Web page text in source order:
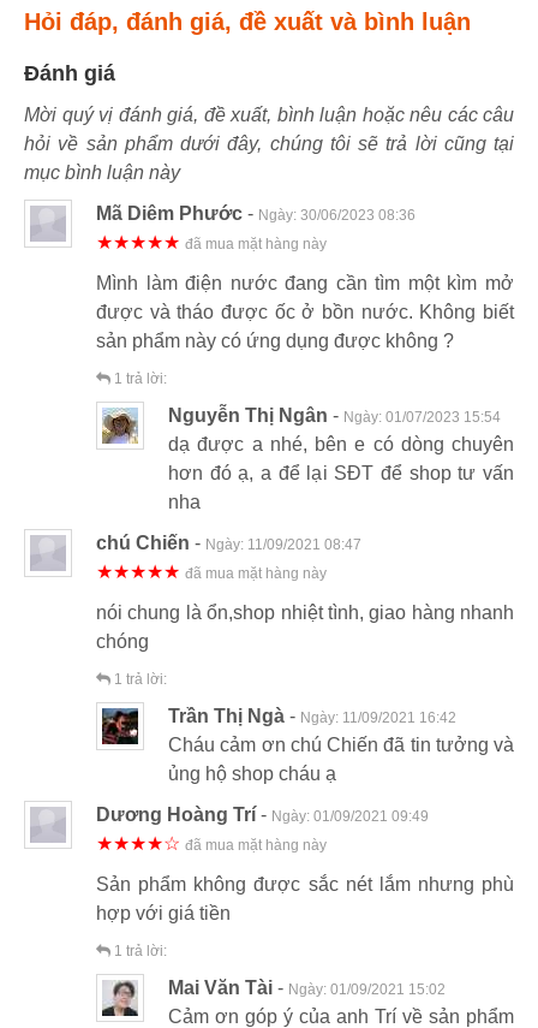
Hỏi đáp, đánh giá, đề xuất và bình luận
Đánh giá
Mời quý vị đánh giá, đề xuất, bình luận hoặc nêu các câu
hỏi về sản phẩm dưới đây, chúng tôi sẽ trả lời cũng tại
mục bình luận này
Mã Diêm Phước - Ngày: 30/06/2023 08:36
★★★★★ đã mua mặt hàng này
Mình làm điện nước đang cần tìm một kìm mở
được và tháo được ốc ở bồn nước. Không biết
sản phẩm này có ứng dụng được không ?
1 trả lời:
Nguyễn Thị Ngân - Ngày: 01/07/2023 15:54
dạ được a nhé, bên e có dòng chuyên
hơn đó ạ, a để lại SĐT để shop tư vấn
nha
chú Chiến - Ngày: 11/09/2021 08:47
★★★★★ đã mua mặt hàng này
nói chung là ổn,shop nhiệt tình, giao hàng nhanh
chóng
1 trả lời:
Trần Thị Ngà - Ngày: 11/09/2021 16:42
Cháu cảm ơn chú Chiến đã tin tưởng và
ủng hộ shop cháu ạ
Dương Hoàng Trí - Ngày: 01/09/2021 09:49
★★★★☆ đã mua mặt hàng này
Sản phẩm không được sắc nét lắm nhưng phù
hợp với giá tiền
1 trả lời:
Mai Văn Tài - Ngày: 01/09/2021 15:02
Cảm ơn góp ý của anh Trí về sản phẩm